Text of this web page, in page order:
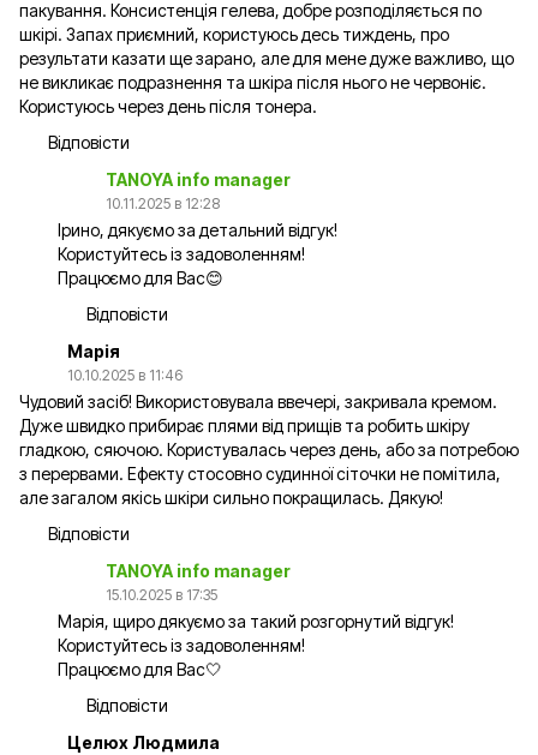
пакування. Консистенція гелева, добре розподіляється по
шкірі. Запах приємний, користуюсь десь тиждень, про
результати казати ще зарано, але для мене дуже важливо, що
не викликає подразнення та шкіра після нього не червоніє.
Користуюсь через день після тонера.
Відповісти
TANOYA info manager
10.11.2025 в 12:28
Ірино, дякуємо за детальний відгук!
Користуйтесь із задоволенням!
Працюємо для Вас😊
Відповісти
Марія
10.10.2025 в 11:46
Чудовий засіб! Використовувала ввечері, закривала кремом.
Дуже швидко прибирає плями від прищів та робить шкіру
гладкою, сяючою. Користувалась через день, або за потребою
з перервами. Ефекту стосовно судинної сіточки не помітила,
але загалом якісь шкіри сильно покращилась. Дякую!
Відповісти
TANOYA info manager
15.10.2025 в 17:35
Марія, щиро дякуємо за такий розгорнутий відгук!
Користуйтесь із задоволенням!
Працюємо для Вас🤍
Відповісти
Целюх Людмила